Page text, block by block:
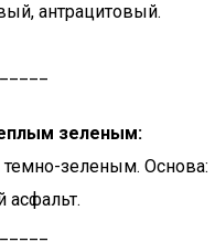
антрацитовый.
зеленым:
зеленым. Основа: